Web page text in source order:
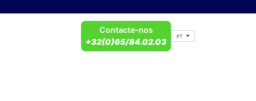
PT
Contacte-nos
+32(0)65/84.02.03